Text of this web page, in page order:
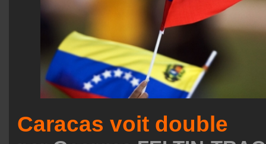
Caracas voit double